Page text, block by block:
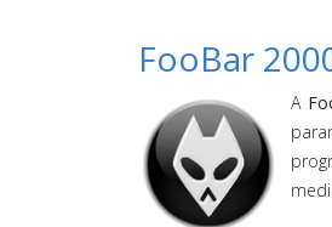
FooBar
A